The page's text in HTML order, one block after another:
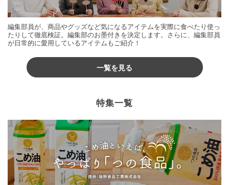
編集部員が、商品やグッズなど気になるアイテムを実際に食べたり使っ
たりして徹底検証。編集部のお墨付きを決定します。さらに、編集部員
が日常的に愛用しているアイテムもご紹介！
一覧を見る
特集一覧